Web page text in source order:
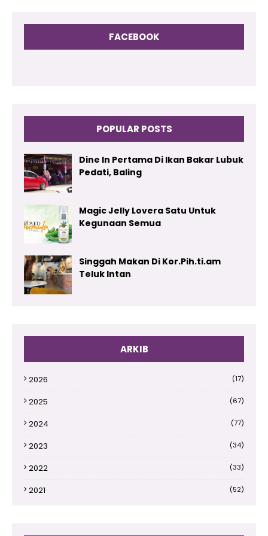
FACEBOOK
POPULAR POSTS
Dine In Pertama Di Ikan Bakar Lubuk
Pedati, Baling
Magic Jelly Lovera Satu Untuk
Kegunaan Semua
Singgah Makan Di Kor.Pih.ti.am
Teluk Intan
ARKIB
2026 (17)
2025 (67)
2024 (77)
2023 (34)
2022 (33)
2021 (52)
(110)